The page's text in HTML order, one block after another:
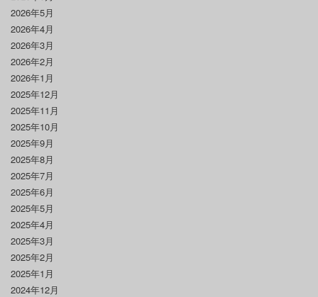
2026年5月
2026年4月
2026年3月
2026年2月
2026年1月
2025年12月
2025年11月
2025年10月
2025年9月
2025年8月
2025年7月
2025年6月
2025年5月
2025年4月
2025年3月
2025年2月
2025年1月
2024年12月